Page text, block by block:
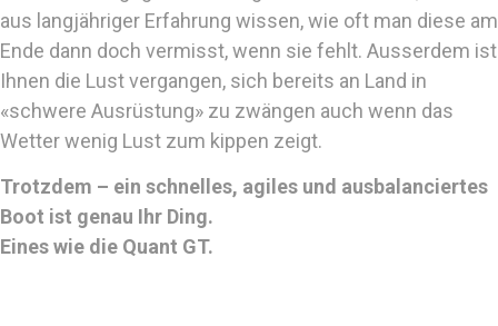
aus langjähriger Erfahrung wissen, wie oft man diese am
Ende dann doch vermisst, wenn sie fehlt. Ausserdem ist
Ihnen die Lust vergangen, sich bereits an Land in
«schwere Ausrüstung» zu zwängen auch wenn das
Wetter wenig Lust zum kippen zeigt.
Trotzdem – ein schnelles, agiles und ausbalanciertes
Boot ist genau Ihr Ding.
Eines wie die Quant GT.